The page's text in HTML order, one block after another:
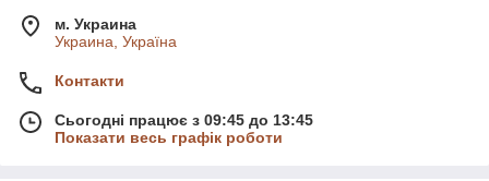
м. Украина
Украина, Україна
Контакти
Сьогодні працює з 09:45 до 13:45
Показати весь графік роботи